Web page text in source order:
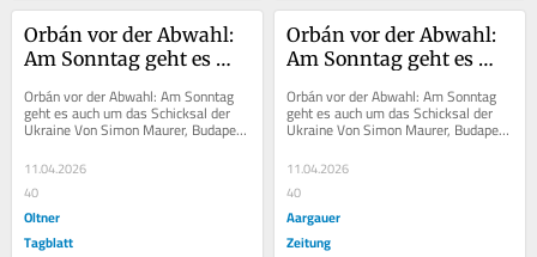
Orbán vor der Abwahl:
Am Sonntag geht es
der Ukraine
Orbán vor der Abwahl: Am Sonntag
geht es auch um das Schicksal der
Ukraine Von Simon Maurer, Budapest
Der ungarische Premierminister
Viktor Orbán...
11.04.2026
40
Oltner
Tagblatt
Orbán vor der Abwahl:
Am Sonntag geht es
der Ukraine
Orbán vor der Abwahl: Am Sonntag
geht es auch um das Schicksal der
Ukraine Von Simon Maurer, Budapest
Der ungarische Premierminister
Viktor Orbán...
11.04.2026
40
Aargauer
Zeitung